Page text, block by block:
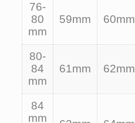
76-
80
mm
59mm 60mm
80-
84
mm
61mm 62mm
84
mm